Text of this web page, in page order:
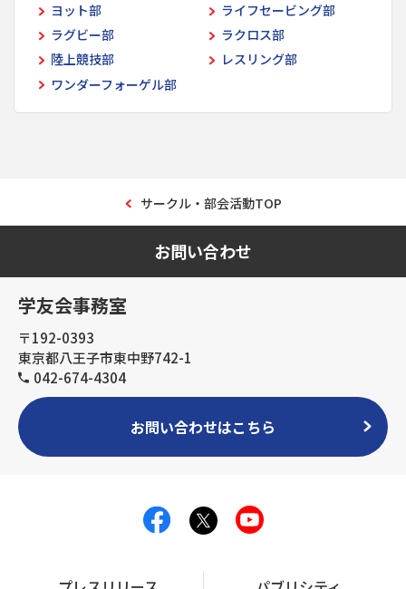
ヨット部
ライフセービング部
ラグビー部
ラクロス部
陸上競技部
レスリング部
ワンダーフォーゲル部
サークル・部会活動TOP
お問い合わせ
学友会事務室
〒192-0393
東京都八王子市東中野742-1
042-674-4304
お問い合わせはこちら